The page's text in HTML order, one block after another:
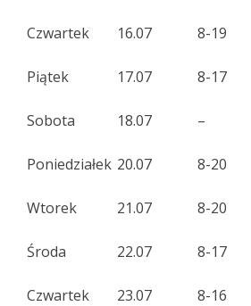
Czwartek 16.07 8-19
Piątek 17.07 8-17
Sobota 18.07 –
Poniedziałek 20.07 8-20
Wtorek 21.07 8-20
Środa 22.07 8-17
Czwartek 23.07 8-16